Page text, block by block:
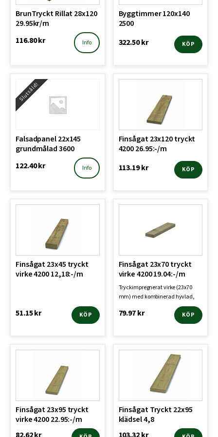
BrunTryckt Rillat 28x120
29.95kr/m
116.80kr Info
Byggtimmer 120x140
2500
322.50kr KÖP
Slutsåld!
Falsadpanel 22x145
grundmålad 3600
122.40kr Info
Finsågat 23x120 tryckt
4200 26.95:-/m
113.19kr KÖP
Finsågat 23x45 tryckt
virke 4200 12,18:-/m
51.15kr KÖP
Finsågat 23x70 tryckt
virke 4200 19.04:-/m
Tryckimpregnerat virke (23x70
mm) med kombinerad hyvlad,
finsågad och rillad yta…
79.97kr KÖP
Finsågat 23x95 tryckt
virke 4200 22.95:-/m
82.62kr
Finsågat Tryckt 22x95
klädsel 4,8
103.32kr